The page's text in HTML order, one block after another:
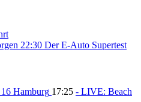
22:30 Der E-Auto Supertest
17:25 - LIVE: Beach